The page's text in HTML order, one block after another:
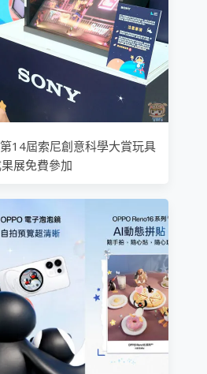
14屆索尼創意科學大賞玩具
展免費參加